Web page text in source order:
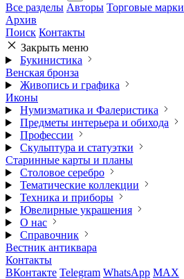
Все разделы Авторы Торговые марки
Архив
Поиск Контакты
Закрыть меню
Букинистика
Венская бронза
Живопись и графика
Иконы
Нумизматика и Фалеристика
Предметы интерьера и обихода
Профессии
Скульптура и статуэтки
Старинные карты и планы
Столовое серебро
Тематические коллекции
Техника и приборы
Ювелирные украшения
О нас
Справочник
Вестник антиквара
Контакты
ВКонтакте Telegram WhatsApp MAX